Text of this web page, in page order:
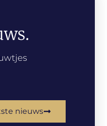
nieuws